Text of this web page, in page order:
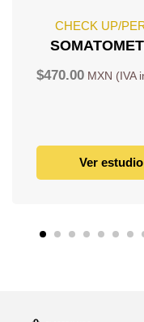
CHECK UP/
$470.00
Ver estudio